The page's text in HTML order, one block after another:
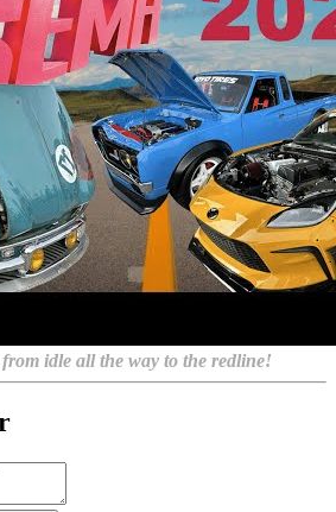
idle all the way to the redline!